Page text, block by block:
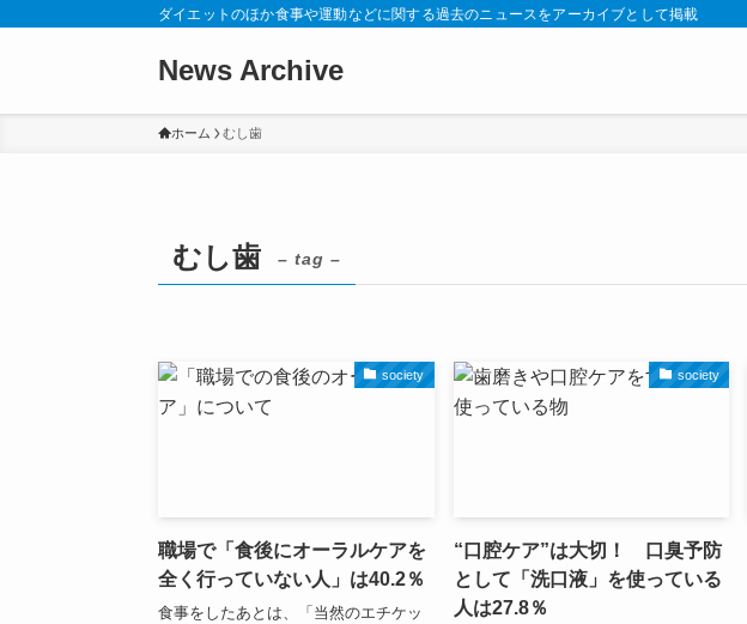
ダイエットのほか食事や運動などに関する過去のニュースをアーカイブとして掲載
News Archive
ホーム むし歯
むし歯 – tag –
society
職場で「食後にオーラルケアを
全く行っていない人」は40.2％
食事をしたあとは、「当然のエチケッ
society
“口腔ケア”は大切！ 口臭予防
として「洗口液」を使っている
人は27.8％